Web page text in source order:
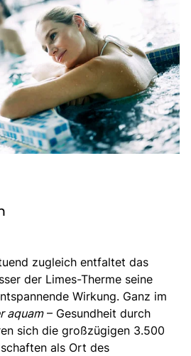
zugleich entfaltet das
der Limes-Therme seine
Wirkung. Ganz im
aquam– Gesundheit durch
sich die großzügigen 3.500
als Ort des